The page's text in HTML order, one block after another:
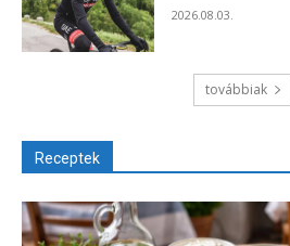
2026.08.03.
továbbiak
Receptek